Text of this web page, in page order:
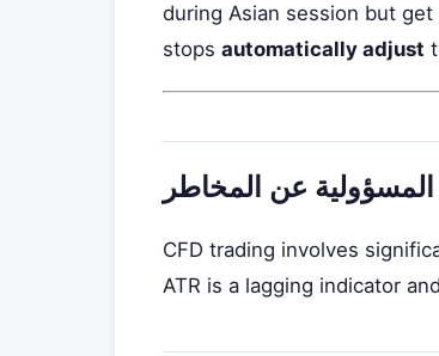
during Asian session but
stops automatically adjust
المسؤولية عن المخاطر
CFD trading involves
ATR is a lagging indicator